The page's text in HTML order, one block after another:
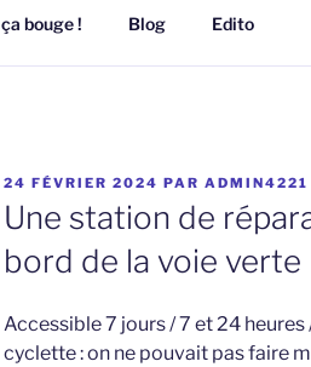
ça bouge ! Blog Edito
PUBLIÉ
LE
24 FÉVRIER 2024 PAR ADMIN4221
Une station de
bord de la voie verte
Accessible 7 jours / 7 et 24 heures
cyclette : on ne pouvait pas faire